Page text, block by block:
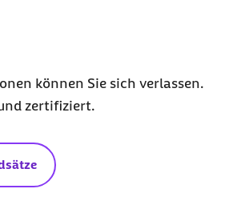
können Sie sich verlassen.
zertifiziert.